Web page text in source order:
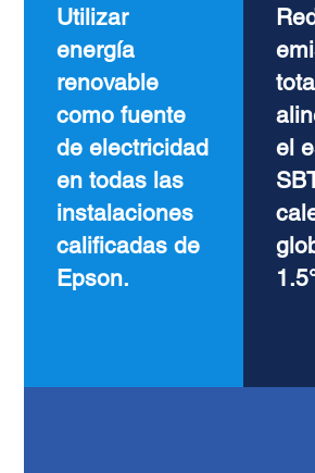
Utilizar
energía
renovable
como fuente
de electricidad
en todas las
instalaciones
calificadas de
Epson.
el